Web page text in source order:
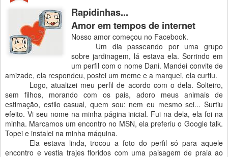
Rapidinhas...
Amor em tempos de internet
Nosso amor começou no Facebook.
Um dia passeando por uma grupo
sobre jardinagem, lá estava ela. Sorrindo em
um perfil com o nome Dani. Mandei convite de
amizade, ela respondeu, postei um meme e a marquei, ela curtiu.
Logo, atualizei meu perfil de acordo com o dela. Solteiro,
sem filhos, morando com os pais, adoro meus animais de
estimação, estilo casual, quem sou: nem eu mesmo sei... Surtiu
efeito. Vi seu nome na minha página inicial. Fui na dela, ela foi na
minha. Marcamos um encontro no MSN, ela preferiu o Google talk.
Topei e instalei na minha máquina.
Ela estava linda, trocou a foto do perfil só para aquele
encontro e vestia trajes floridos com uma paisagem de praia ao